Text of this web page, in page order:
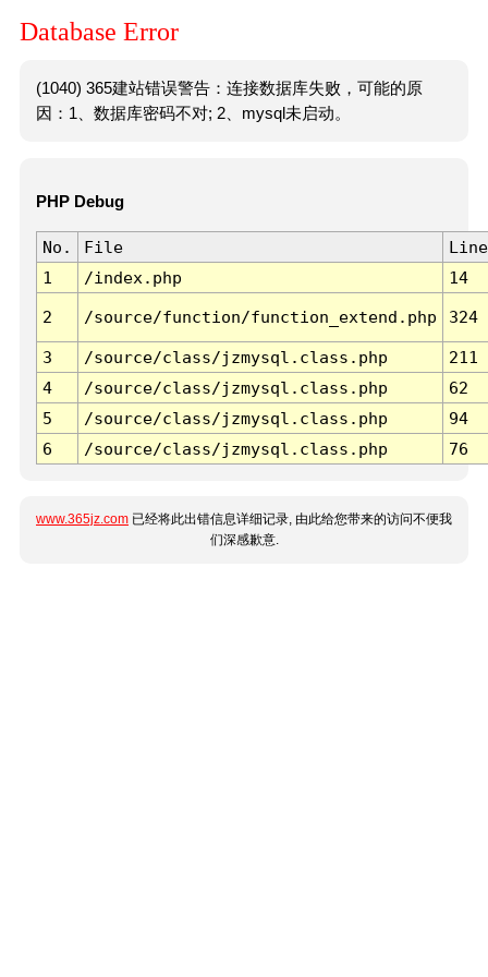
Database Error
(1040) 365建站错误警告：连接数据库失败，可能的原
因：1、数据库密码不对; 2、mysql未启动。
PHP Debug
No. File
Line
1
/index.php 14
2 /source/function/function_extend.php 324
3 /source/class/jzmysql.class.php
211
4
/source/class/jzmysql.class.php
62
5
/source/class/jzmysql.class.php
94
6
/source/class/jzmysql.class.php 76
www.365jz.com 已经将此出错信息详细记录, 由此给您带来的访问不便我
们深感歉意.